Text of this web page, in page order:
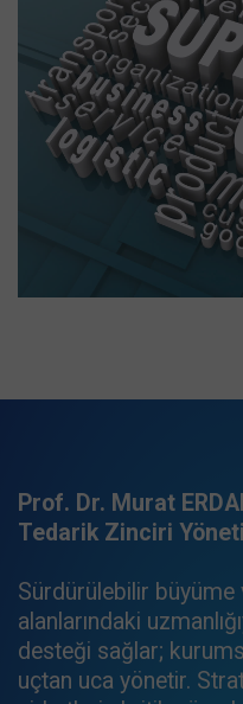
Prof. Dr. Murat
Tedarik Zinciri
Sürdürülebilir
alanlarındaki
desteği sağlar;
uçtan uca yönetir.